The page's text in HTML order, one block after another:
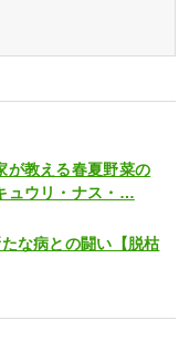
教える春夏野菜の
ュウリ・ナス・…
な病との闘い【脱枯